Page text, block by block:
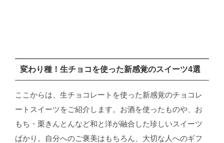
変わり種！生チョコを使った新感覚のスイーツ4選
ここからは、生チョコレートを使った新感覚のチョコレ
ートスイーツをご紹介します。お酒を使ったものや、お
もち・栗きんとんなど和と洋が融合した珍しいスイーツ
ばかり。自分へのご褒美はもちろん、大切な人へのギフ